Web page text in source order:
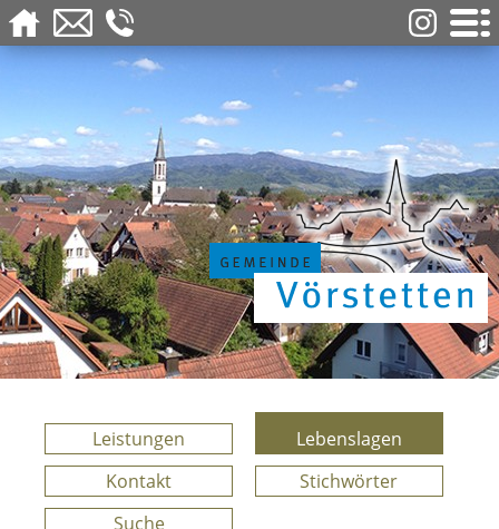
Leistungen
Lebenslagen
Kontakt
Stichwörter
Suche